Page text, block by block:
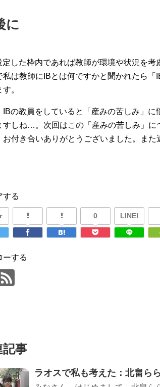
に
定した枠内であれば教師が環境や状況を
私は教師にIBとは何ですかと聞かれたら
。
IBの教員をしていると「産みの苦しみ」
すしね…。次回はこの「産みの苦しみ」に
お付き合いありがとうございました。ま
する
0 LINE!
ーする
記事
ラオスで私も考えた：北畠ら